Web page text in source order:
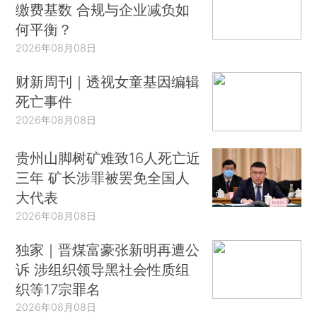
缴费基数 合规与企业减负如
何平衡？
2026年08月08日
财新周刊｜透视女童基因编辑
死亡事件
2026年08月08日
贵州山脚树矿难致16人死亡近
三年 矿长涉罪被罢免全国人
大代表
2026年08月08日
独家｜晋煤富豪张新明再遭公
诉 涉组织领导黑社会性质组
织等17宗罪名
2026年08月08日